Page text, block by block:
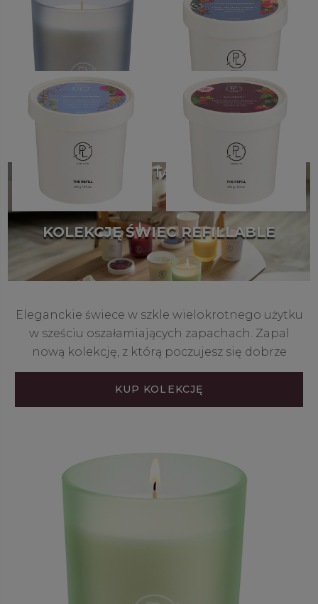
99,00 zł
Ocean Lavender baryłka
Snowberries™ Wkład
62,00 zł
Refillable by PartyLite
Ocean Lavender Wkład
62,00 zł
Refillable by PartyLite
Mulberry Wkład
62,00 zł
PRZEDSTAWIAMY
KOLEKCJĘ ŚWIEC REFILLABLE
Eleganckie świece w szkle wielokrotnego użytku
w sześciu oszałamiających zapachach. Zapal
nową kolekcję, z którą poczujesz się dobrze
KUP KOLEKCJĘ